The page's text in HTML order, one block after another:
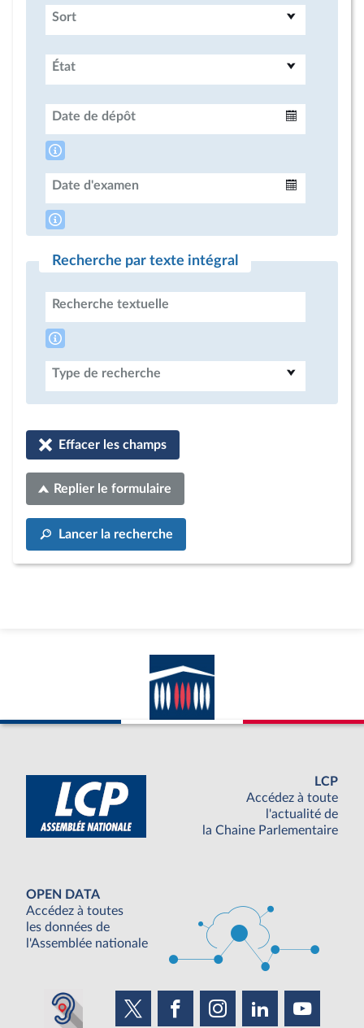
Sort
État
Date de dépôt
Date d'examen
Recherche par texte intégral
Recherche textuelle
Type de recherche
Effacer les champs
Replier le formulaire
Lancer la recherche
LCP
Accédez à toute
l'actualité de
la Chaine Parlementaire
OPEN DATA
Accédez à toutes
les données de
l'Assemblée nationale